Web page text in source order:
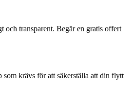
transparent. Begär en gratis offert
krävs för att säkerställa att din flytt